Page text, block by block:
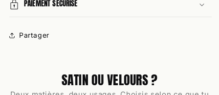
PAIEMENT SÉCURISÉ
Partager
SATIN OU VELOURS ?